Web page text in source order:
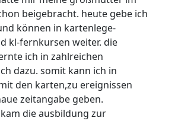
beigebracht. heute gebe ich
können in kartenlege-
kl-fernkursen weiter. die
ich in zahlreichen
dazu. somit kann ich in
den karten,zu ereignissen
zeitangabe geben.
die ausbildung zur